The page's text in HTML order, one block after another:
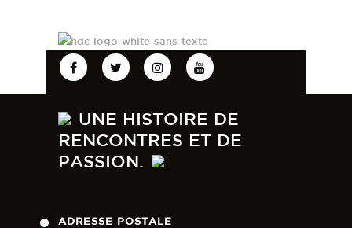
UNE HISTOIRE DE
RENCONTRES ET DE
PASSION.
ADRESSE POSTALE